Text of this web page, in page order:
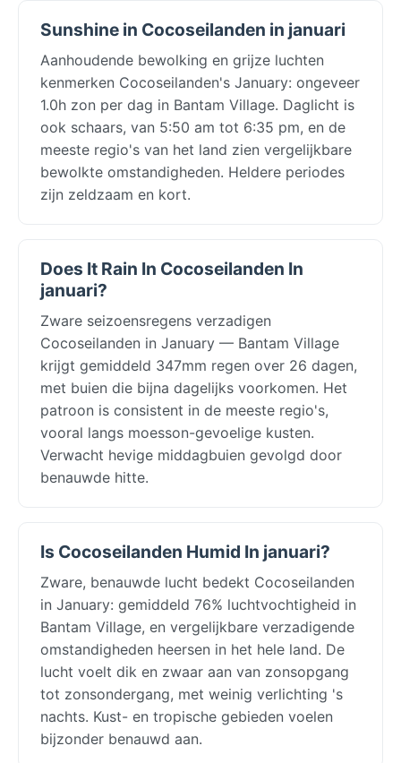
Sunshine in Cocoseilanden in januari
Aanhoudende bewolking en grijze luchten
kenmerken Cocoseilanden's January: ongeveer
1.0h zon per dag in Bantam Village. Daglicht is
ook schaars, van 5:50 am tot 6:35 pm, en de
meeste regio's van het land zien vergelijkbare
bewolkte omstandigheden. Heldere periodes
zijn zeldzaam en kort.
Does It Rain In Cocoseilanden In
januari?
Zware seizoensregens verzadigen
Cocoseilanden in January — Bantam Village
krijgt gemiddeld 347mm regen over 26 dagen,
met buien die bijna dagelijks voorkomen. Het
patroon is consistent in de meeste regio's,
vooral langs moesson-gevoelige kusten.
Verwacht hevige middagbuien gevolgd door
benauwde hitte.
Is Cocoseilanden Humid In januari?
Zware, benauwde lucht bedekt Cocoseilanden
in January: gemiddeld 76% luchtvochtigheid in
Bantam Village, en vergelijkbare verzadigende
omstandigheden heersen in het hele land. De
lucht voelt dik en zwaar aan van zonsopgang
tot zonsondergang, met weinig verlichting 's
nachts. Kust- en tropische gebieden voelen
bijzonder benauwd aan.